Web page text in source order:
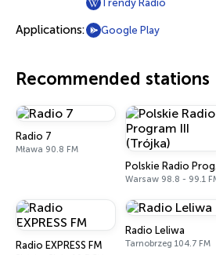
Trendy Radio
Applications: Google Play
Recommended stations
Radio 7
Mława 90.8 FM
Warsaw 98.8 - 99.1
Radio EXPRESS FM
Radio Leliwa
Tarnobrzeg 104.7 FM